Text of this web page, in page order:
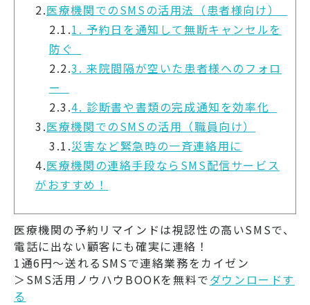
2.医療機関でのSMSの活用法（患者様向け）
2.1.1. 予約日を通知して無断キャンセルを
防ぐ
2.2.3. 来院間隔が空いた患者様へのフォロ
ー
2.3.4. 診断書や書類の完成通知を効率化
3.医療機関でのSMSの活用（職員向け）
3.1.災害など緊急時の一斉連絡用に
4.医療機関の連絡手段ならSMS配信サービス
がおすすめ！
医療機関の予約リマインドは視認性の高いSMSで、
電話に出ない顧客にも確実に連絡！
1通6円～送れるSMSで連絡業務をカイゼン
＞SMS活用ノウハウBOOKを無料でダウンロードす
る